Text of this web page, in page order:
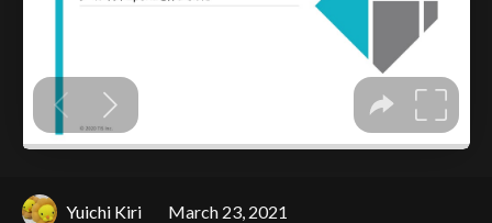
Yuichi Kiri March 23, 2021